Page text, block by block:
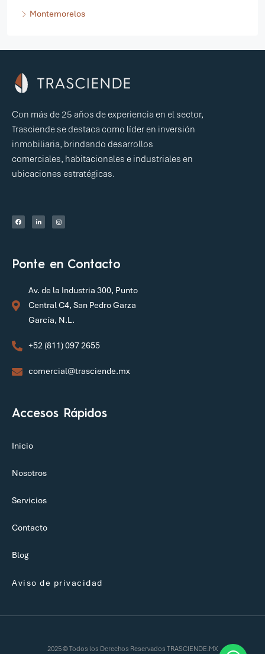
Montemorelos
Con más de 25 años de experiencia en el sector,
Trasciende se destaca como líder en inversión
inmobiliaria, brindando desarrollos
comerciales, habitacionales e industriales en
ubicaciones estratégicas.
Ponte en Contacto
Av. de la Industria 300, Punto
Central C4, San Pedro Garza
García, N.L.
+52 (811) 097 2655
comercial@trasciende.mx
Accesos Rápidos
Inicio
Nosotros
Servicios
Contacto
Blog
Aviso de privacidad
2025 © Todos los Derechos Reservados TRASCIENDE.MX